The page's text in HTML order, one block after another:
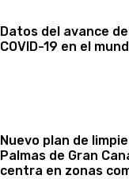
Datos del avance
COVID-19 en el
Nuevo plan de
Palmas de Gran
centra en zonas